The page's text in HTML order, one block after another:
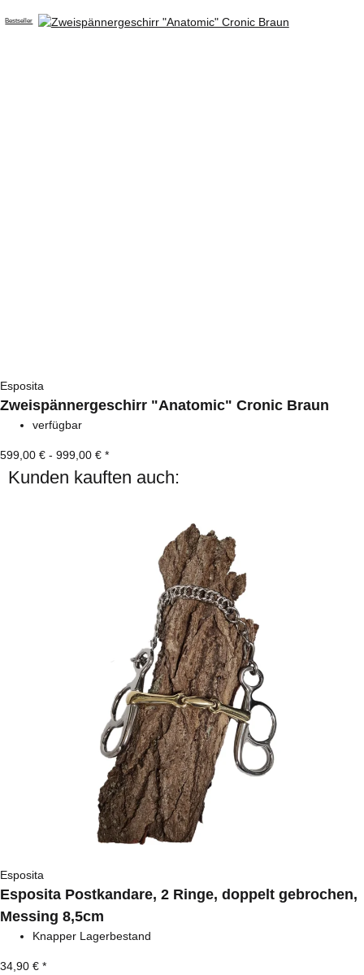
Bestseller
Esposita
Zweispännergeschirr "Anatomic" Cronic Braun
verfügbar
599,00 € - 999,00 € *
Kunden kauften auch:
Esposita
Esposita Postkandare, 2 Ringe, doppelt gebrochen,
Messing 8,5cm
Knapper Lagerbestand
34,90 € *